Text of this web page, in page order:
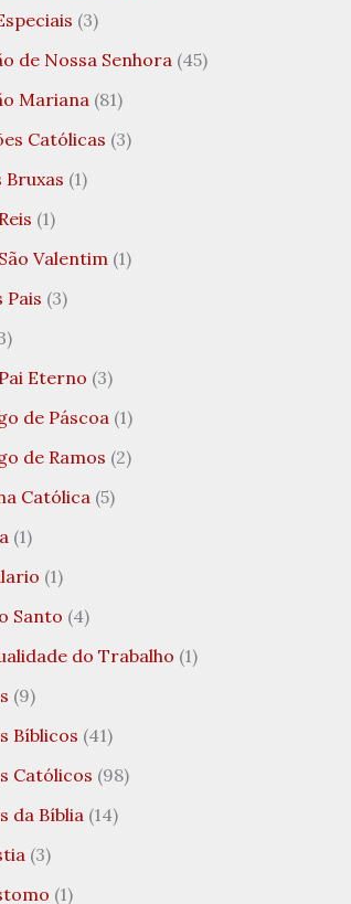
(3)
de Nossa Senhora (45)
Mariana (81)
Católicas (3)
Bruxas (1)
(1)
Valentim (1)
Pais (3)
Eterno (3)
de Páscoa (1)
de Ramos (2)
Católica (5)
(1)
(1)
Santo (4)
do Trabalho (1)
(9)
Bíblicos (41)
Católicos (98)
da Bíblia (14)
(3)
(1)